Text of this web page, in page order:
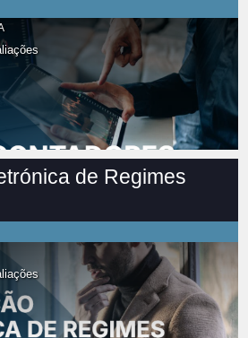
de Regimes